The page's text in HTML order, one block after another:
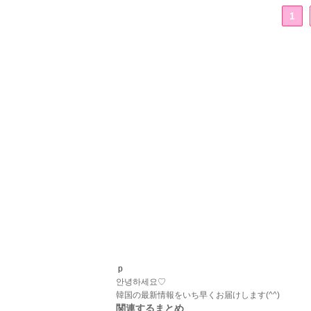
1
p
안녕하세요♡
韓国の最新情報をいち早くお届けします(^^)
関連するまとめ